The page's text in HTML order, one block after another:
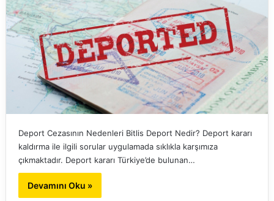
Deport Cezasının Nedenleri Bitlis Deport Nedir? Deport kararı
kaldırma ile ilgili sorular uygulamada sıklıkla karşımıza
çıkmaktadır. Deport kararı Türkiye’de bulunan…
Devamını Oku »